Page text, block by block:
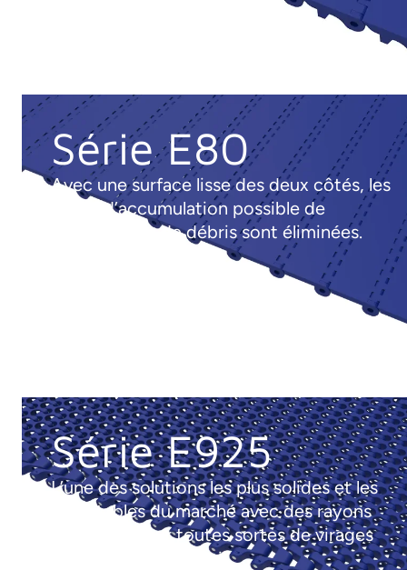
Série E80
Avec une surface lisse des deux côtés, les
zones d’accumulation possible de
particules ou de débris sont éliminées.
Série E925
L’une des solutions les plus solides et les
plus stables du marché avec des rayons
minimaux pour toutes sortes de virages
dans un espace réduit.